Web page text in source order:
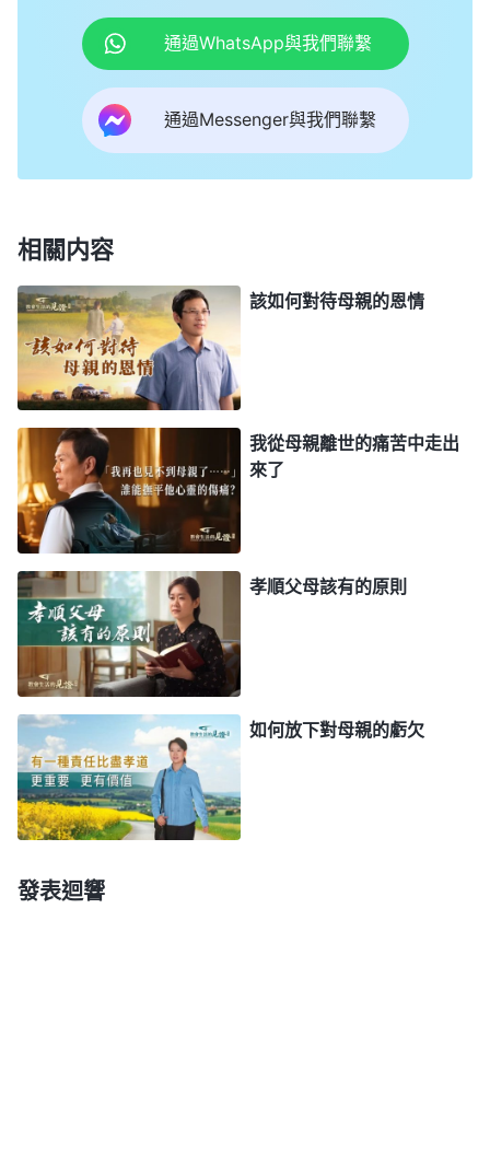
世的消息，你也不需要有什麽負罪感，應該正確對
待、接受。」 《話・卷六 關于追求真理・怎樣追求真理
（十七）》看了神的話我很受觸動，尤其是看到神説
他們在你身上能享多少福、受多少苦，那都是神
命定好的，跟你没有絲毫關係」，我明白了不管母親
痛我也絲毫不能幫她减輕，更挽留不住母親的性命，
因為生老病死這是神給人命定的生存規律，是每個人
都要面對的，任何人打破不了。我不應該活在愧疚當
中，應該以理性的態度去接受順服神的主宰安排。母
親年齡那麽大了，屬于正常的離世，她的離世意味着
她此生在這個世界中的使命結束了。我又想到跟母親
得一樣病的人没幾年就死了，母親得病以後還能活二
十多年，聽到神的親口發聲説話，這已經是神的恩待
了。認識到這兒，我心裏得着一些釋放，對母親的死
不那麽自責了。
一天聚會時，我看到一段神的話：「
信神盡本分撇弃家庭了，他因此就出名了，政府總上
他家搜查，騷擾他父母，還威脅他父母交出這個人
來，周圍的鄰居都議論他，『這個人没良心，不給父
母養老，不但没孝順父母，還給父母帶來這麽多禍
事，這是不孝之子啊！』這些話有没有一句是符合真
理的？（没有。）但是，所有這些話在外邦人眼中是
不是都是對的？在外邦人中，他們認為這麽看是最正
當的，也是最合情合理的，而且是合乎綱常倫理的，
通過WhatsApp與我們聯繫
通過Messenger與我們聯繫
相關内容
該如何對待母親的恩情
我從母親離世的痛苦中走出
來了
孝順父母該有的原則
如何放下對母親的虧欠
發表迴響